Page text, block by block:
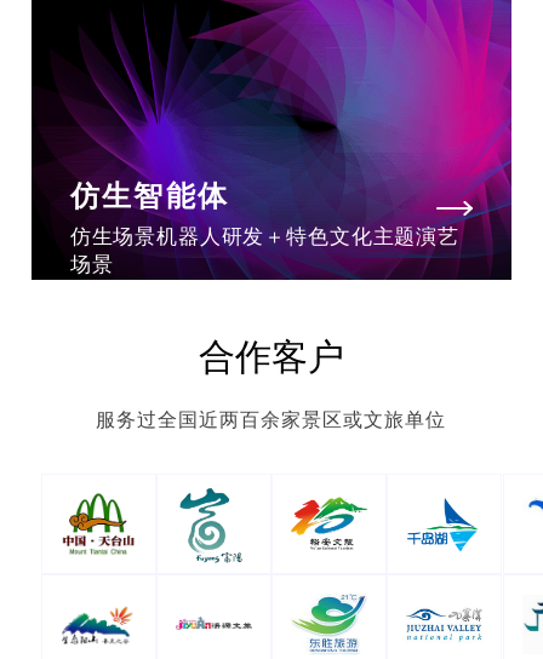
仿生智能体
仿生场景机器人研发＋特色文化主题演艺
场景
合作客户
服务过全国近两百余家景区或文旅单位